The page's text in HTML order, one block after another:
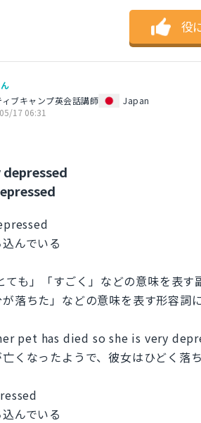
役
ィブキャンプ英会話講師
Japan
17 06:31
depressed
んでいる
ても」「すごく」などの意味を表
落ちた」などの意味を表す形容詞に
pet has died so she is very
亡くなったようで、彼女はひどく落
んでいる